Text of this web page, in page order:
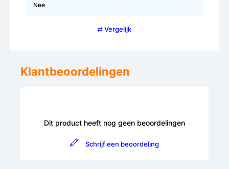
Nee
⇄ Vergelijk
Klantbeoordelingen
Dit product heeft nog geen beoordelingen
Schrijf een beoordeling